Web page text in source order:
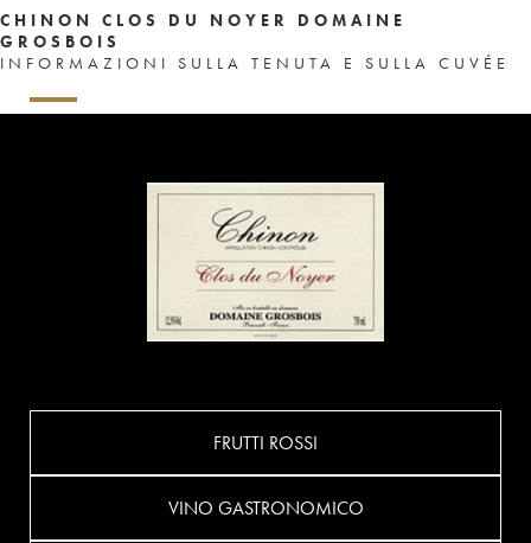
CHINON CLOS DU NOYER DOMAINE
GROSBOIS
INFORMAZIONI SULLA TENUTA E SULLA CUVÉE
FRUTTI ROSSI
VINO GASTRONOMICO